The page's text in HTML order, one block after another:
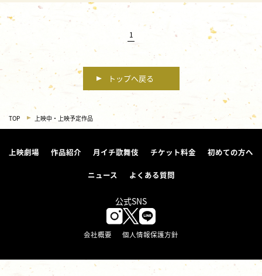
1
トップへ戻る
TOP 上映中・上映予定作品
上映劇場 作品紹介 月イチ歌舞伎 チケット料金 初めての方へ
ニュース よくある質問
公式SNS
会社概要 個人情報保護方針